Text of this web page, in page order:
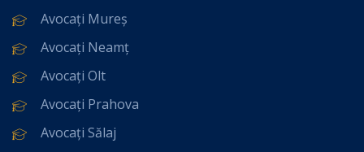
Avocați Mureș
Avocați Neamț
Avocați Olt
Avocați Prahova
Avocați Sălaj